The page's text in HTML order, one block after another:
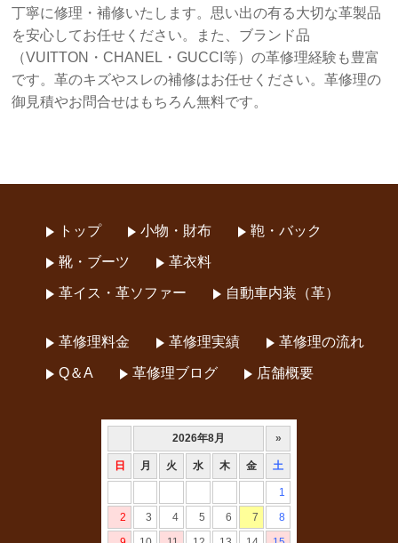
丁寧に修理・補修いたします。思い出の有る大切な革製品
を安心してお任せください。また、ブランド品
（VUITTON・CHANEL・GUCCI等）の革修理経験も豊富
です。革のキズやスレの補修はお任せください。革修理の
御見積やお問合せはもちろん無料です。
トップ 小物・財布 鞄・バック
靴・ブーツ 革衣料
革イス・革ソファー 自動車内装（革）
革修理料金 革修理実績 革修理の流れ
Q＆A 革修理ブログ 店舗概要